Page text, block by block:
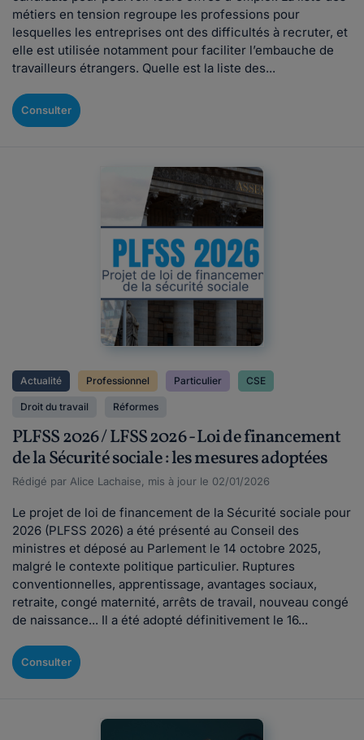
métiers en tension regroupe les professions pour
lesquelles les entreprises ont des difficultés à recruter, et
elle est utilisée notamment pour faciliter l’embauche de
travailleurs étrangers. Quelle est la liste des...
Consulter
Actualité Professionnel Particulier CSE
Droit du travail Réformes
PLFSS 2026 / LFSS 2026 - Loi de financement
de la Sécurité sociale : les mesures adoptées
Rédigé par Alice Lachaise, mis à jour le 02/01/2026
Le projet de loi de financement de la Sécurité sociale pour
2026 (PLFSS 2026) a été présenté au Conseil des
ministres et déposé au Parlement le 14 octobre 2025,
malgré le contexte politique particulier. Ruptures
conventionnelles, apprentissage, avantages sociaux,
retraite, congé maternité, arrêts de travail, nouveau congé
de naissance... Il a été adopté définitivement le 16...
Consulter